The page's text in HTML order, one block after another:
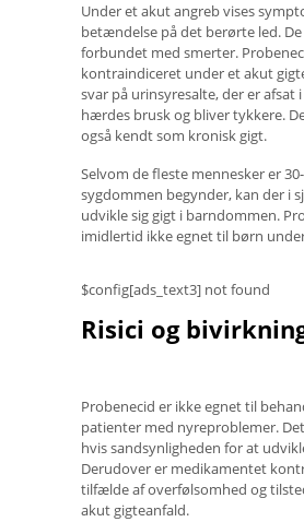
Under et akut angreb vises
betændelse på det berørte led.
forbundet med smerter.
kontraindiceret under et akut
svar på urinsyresalte, der er afsat
hærdes brusk og bliver tykkere.
også kendt som kronisk gigt.
Selvom de fleste mennesker er
sygdommen begynder, kan der i
udvikle sig gigt i barndommen.
imidlertid ikke egnet til børn
$config[ads_text3] not found
Risici og
Probenecid er ikke egnet til
patienter med nyreproblemer.
hvis sandsynligheden for at
Derudover er medikamentet
tilfælde af overfølsomhed og
akut gigteanfald.